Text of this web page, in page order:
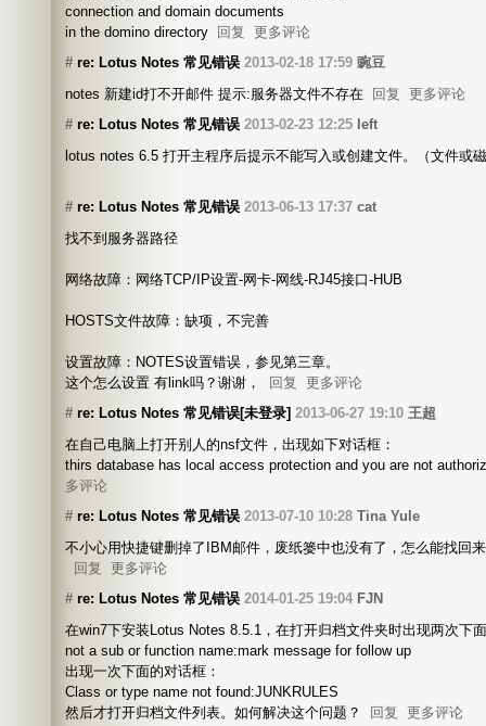
connection and domain documents
in the domino directory
回复
更多评论
# re: Lotus Notes 常见错误 2013-02-18 17:59 豌豆
notes 新建id打不开邮件 提示:服务器文件不存在
回复
更多评论
# re: Lotus Notes 常见错误 2013-02-23 12:25 left
lotus notes 6.5 打开主程序后提示不能写入或创建文件。（文件或
# re: Lotus Notes 常见错误 2013-06-13 17:37 cat
找不到服务器路径
网络故障：网络TCP/IP设置-网卡-网线-RJ45接口-HUB
HOSTS文件故障：缺项，不完善
设置故障：NOTES设置错误，参见第三章。
这个怎么设置 有link吗？谢谢，
回复
更多评论
# re: Lotus Notes 常见错误[未登录] 2013-06-27 19:10 王超
在自己电脑上打开别人的nsf文件，出现如下对话框：
thirs database has local access protection and you are not
多评论
# re: Lotus Notes 常见错误 2013-07-10 10:28 Tina Yule
不小心用快捷键删掉了IBM邮件，废纸篓中也没有了，怎么能找回
回复
更多评论
# re: Lotus Notes 常见错误 2014-01-25 19:04 FJN
在win7下安装Lotus Notes 8.5.1，在打开归档文件夹时出现两次下
not a sub or function name:mark message for follow up
出现一次下面的对话框：
Class or type name not found:JUNKRULES
然后才打开归档文件列表。如何解决这个问题？
回复
更多评论